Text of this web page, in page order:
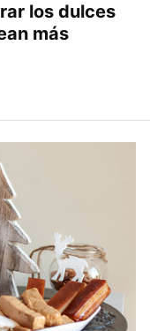
los dulces
más